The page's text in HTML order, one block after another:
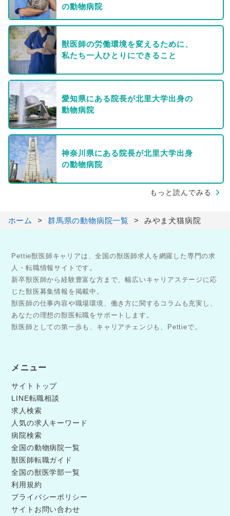
の動物病院
獣医師の労働環境を変えるために、
私たち一人ひとりにできること
愛知県にある院長が北里大学出身の
動物病院
神奈川県にある院長が北里大学出身
の動物病院
もっと読んでみる
ホーム 群馬県の動物病院一覧 みやま犬猫病院
Pettie獣医師キャリアは、全国の獣医師求人を網羅した専門の求
人・転職情報サイトです。
新卒獣医師から経験豊富な方まで、幅広いキャリアステージに応
じた獣医募集情報を掲載中。
獣医師の仕事内容や職場環境、働き方に関するコラムも充実し、
あなたの理想の獣医転職をサポートします。
獣医師としての第一歩も、キャリアチェンジも、Pettieで。
メニュー
サイトトップ
LINE転職相談
求人検索
人気の求人キーワード
病院検索
全国の動物病院一覧
獣医師転職ガイド
全国の獣医学部一覧
利用規約
プライバシーポリシー
サイトお問い合わせ